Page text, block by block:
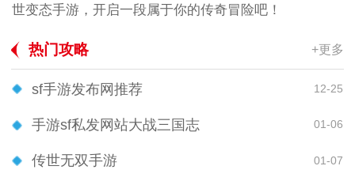
世变态手游，开启一段属于你的传奇冒险吧！
热门攻略 +更多
sf手游发布网推荐 12-25
手游sf私发网站大战三国志 01-06
传世无双手游 01-07